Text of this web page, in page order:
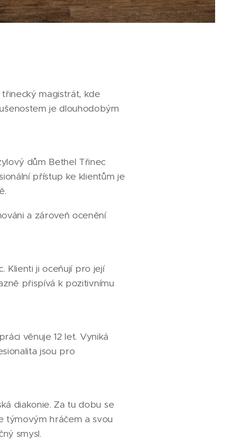
magistrát, kde
je dlouhodobým
dům Bethel Třinec
přístup ke klientům je
a zároveň ocenění
Klienti ji oceňují pro její
přispívá k pozitivnímu
věnuje 12 let. Vyniká
jsou pro
diakonie. Za tu dobu se
týmovým hráčem a svou
smysl.